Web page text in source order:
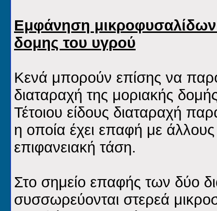
Εμφάνηση
δομης του υγρού
Κενά μπορούν επίσης να
διαταραχή της μοριακής
Τέτοιου είδους διαταραχή
η οποία έχει επαφή με άλλους
επιφανειακή τάση.
Στο σημείο επαφής των δύο
συσσωρεύονται στερεά